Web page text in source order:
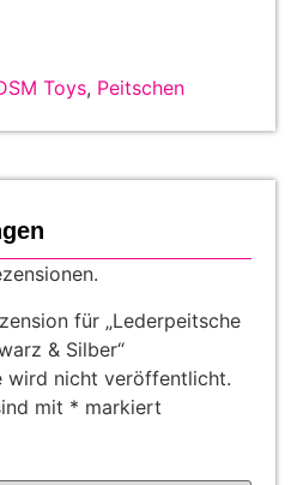
Toys, Peitschen
für „Lederpeitsche
& Silber“
wird nicht veröffentlicht.
mit * markiert